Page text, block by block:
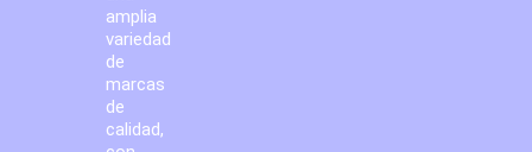
amplia
variedad
de
marcas
de
calidad,